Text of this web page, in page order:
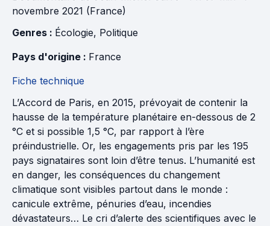
novembre 2021 (France)
Genres : Écologie, Politique
Pays d'origine : France
Fiche technique
L’Accord de Paris, en 2015, prévoyait de contenir la
hausse de la température planétaire en-dessous de 2
°C et si possible 1,5 °C, par rapport à l’ère
préindustrielle. Or, les engagements pris par les 195
pays signataires sont loin d’être tenus. L’humanité est
en danger, les conséquences du changement
climatique sont visibles partout dans le monde :
canicule extrême, pénuries d’eau, incendies
dévastateurs… Le cri d’alerte des scientifiques avec le